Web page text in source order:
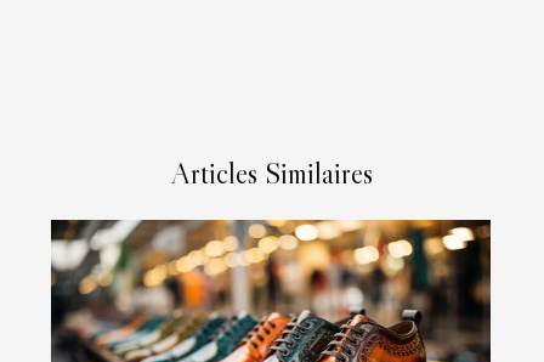
Articles Similaires